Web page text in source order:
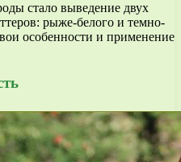
стало выведение двух
рыже-белого и темно-
особенности и применение